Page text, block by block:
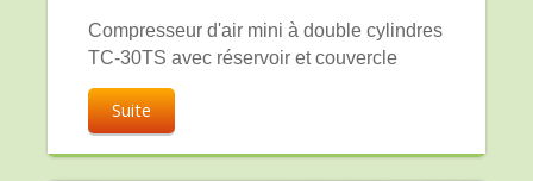
Compresseur d'air mini à double cylindres
TC-30TS avec réservoir et couvercle
Suite